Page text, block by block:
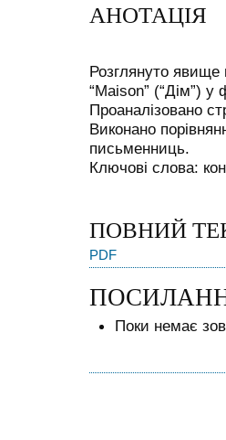
АНОТАЦІЯ
Розглянуто явище
“Maison” (“Дім”)
Проаналізовано
Виконано
письменниць.
Ключові слова:
ПОВНИЙ
PDF
Поки немає